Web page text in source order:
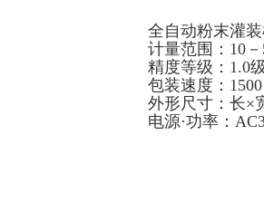
全自动粉末灌
计量范围：10
精度等级：1.0
包装速度：
外形尺寸：长×
电源·功率：